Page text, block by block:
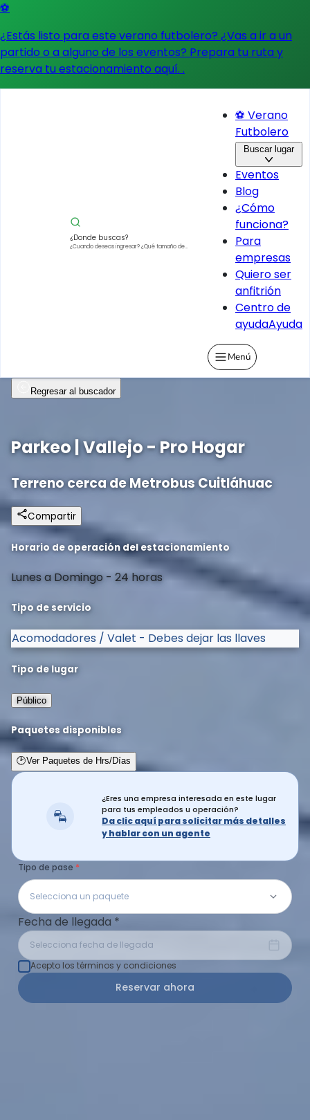
⚽
¿Estás listo para este verano futbolero? ¿Vas a ir a un
partido o a alguno de los eventos? Prepara tu ruta y
reserva tu estacionamiento aquí. .
¿Donde buscas?
¿Cuando deseas ingresar?¿Qué tamaño de
⚽ Verano
Futbolero
Buscar lugar
Eventos
Blog
¿Cómo
funciona?
Para
empresas
Quiero ser
anfitrión
Centro de
ayudaAyuda
Menú
Regresar al buscador
Parkeo | Vallejo - Pro Hogar
Terreno cerca de Metrobus Cuitláhuac
Compartir
Horario de operación del estacionamiento
Lunes a Domingo - 24 horas
Tipo de servicio
Acomodadores / Valet - Debes dejar las llaves
Tipo de lugar
Público
Paquetes disponibles
🕑Ver Paquetes de Hrs/Días
¿Eres una empresa interesada en este lugar
para tus empleados u operación?
Da clic aquí para solicitar más detalles
y hablar con un agente
Tipo de pase
Selecciona un paquete
Fecha de llegada *
Selecciona fecha de llegada
Acepto los términos y condiciones
Reservar ahora